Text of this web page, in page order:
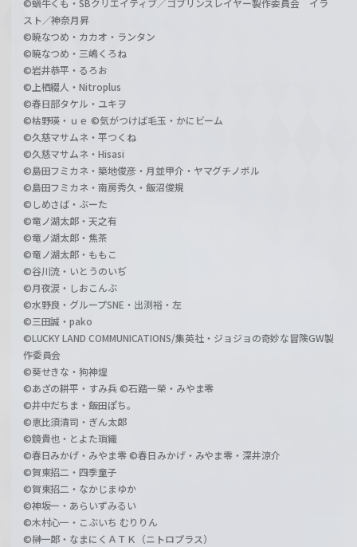
スト／神奈月昇
©暁なつめ・カカオ・ランタン
©暁なつめ・三嶋くろね
©岩井恭平・るろお
©上栖綴人・Nitroplus
©春日部タケル・ユキヲ
©枯野瑛・ｕｅ ©気がつけば毛玉・かにビーム
©久慈マサムネ・平つくね
©久慈マサムネ・Hisasi
©島田フミカネ・築地俊彦・月並甲介・ヤマグチノボル
©島田フミカネ・南房秀久・飯沼俊規
©しめさば・ぶーた
©竜ノ湖太郎・天之有
©竜ノ湖太郎・焦茶
©竜ノ湖太郎・ももこ
©谷川流・いとうのいぢ
©月夜涙・しおこんぶ
©水野良・グループSNE・出渕裕・左
©三田誠・pako
©LUCKY LAND COMMUNICATIONS/集英社・ジョジョの奇妙な冒険GW製
作委員会
©葵せきな・狗神煌
©あざの耕平・すみ兵 ©石踏一榮・みやま零
©井中だちま・飯田ぽち。
©恵比須清司・ぎん太郎
©鏡貴也・とよた瑣織
©春日みかげ・みやま零 ©春日みかげ・みやま零・深井涼介
©賀東招二・四季童子
©賀東招二・なかじまゆか
©神坂一・あらいずみるい
©木村心一・こぶいち むりりん
©榊一郎・なまにくＡＴＫ（ニトロプラス）